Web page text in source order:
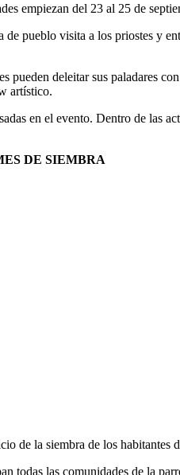
empiezan del 23 al 25 de
pueblo visita a los priostes y
pueden deleitar sus paladares
artístico.
en el evento. Dentro de las
DE SIEMBRA
de la siembra de los habitantes
las comunidades de la